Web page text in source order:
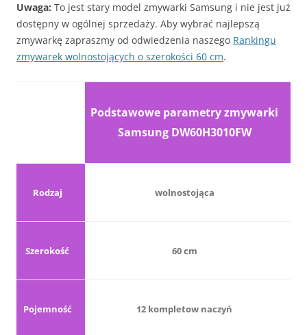
Uwaga: To jest stary model zmywarki Samsung i nie jest już
dostępny w ogólnej sprzedaży. Aby wybrać najlepszą
zmywarkę zapraszmy od odwiedzenia naszego Rankingu
zmywarek wolnostojących o szerokości 60 cm.
Podstawowe parametry zmywarki
Samsung DW60H3010FW
Rodzaj wolnostojąca
Szerokość 60 cm
Pojemność 12 kompletow naczyń